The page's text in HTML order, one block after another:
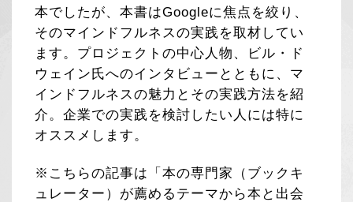
本でしたが、本書はGoogleに焦点を絞り、
そのマインドフルネスの実践を取材してい
ます。プロジェクトの中心人物、ビル・ド
ウェイン氏へのインタビューとともに、マ
インドフルネスの魅力とその実践方法を紹
介。企業での実践を検討したい人には特に
オススメします。
※こちらの記事は「本の専門家（ブックキ
ュレーター）が薦めるテーマから本と出会